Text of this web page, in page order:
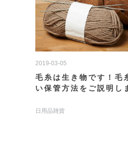
2019-03-05
毛糸は生き物です！毛
い保管方法をご説明し
日用品雑貨